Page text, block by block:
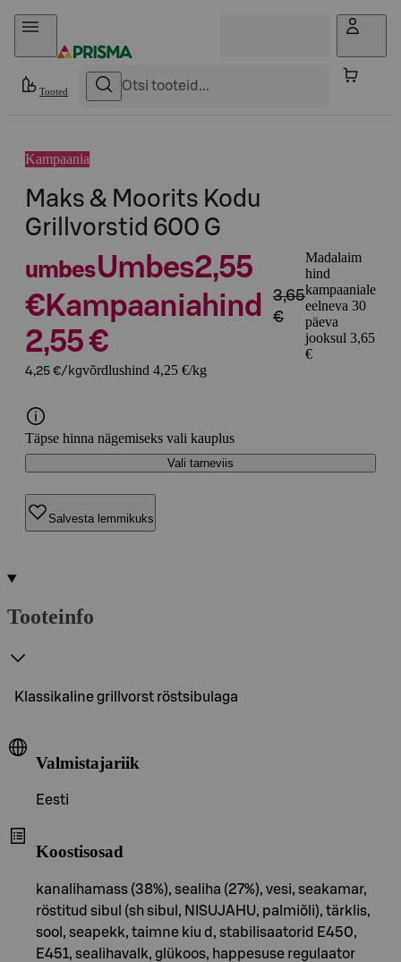
Otse sisu juurde
Tooted
Kampaania
Maks & Moorits Kodu
Grillvorstid 600 G
umbesUmbes2,55
€Kampaaniahind
2,55 €
3,65
€
Madalaim
hind
kampaaniale
eelneva 30
päeva
jooksul 3,65
€
4,25 €/kgvõrdlushind 4,25 €/kg
Täpse hinna nägemiseks vali kauplus
Vali tarneviis
Salvesta lemmikuks
Tooteinfo
Klassikaline grillvorst röstsibulaga
Valmistajariik
Eesti
Koostisosad
kanalihamass (38%), sealiha (27%), vesi, seakamar,
röstitud sibul (sh sibul, NISUJAHU, palmiõli), tärklis,
sool, seapekk, taimne kiu d, stabilisaatorid E450,
E451, sealihavalk, glükoos, happesuse regulaator